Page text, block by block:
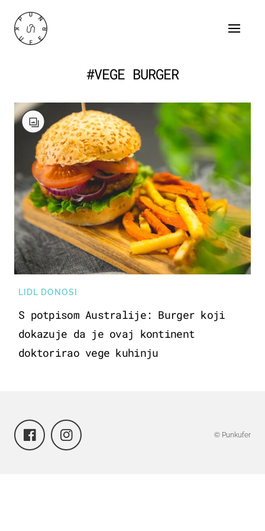
#VEGE BURGER
LIDL DONOSI
S potpisom Australije: Burger koji
dokazuje da je ovaj kontinent
doktorirao vege kuhinju
© Punkufer